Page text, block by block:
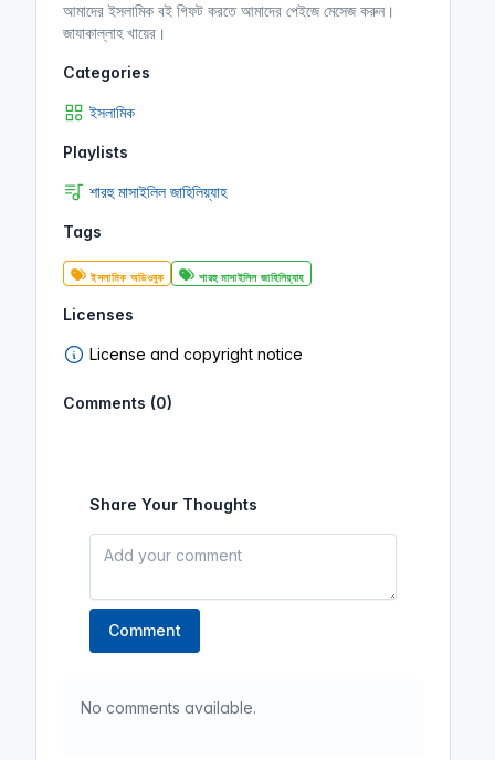
আমাদের ইসলামিক বই গিফট করতে আমাদের পেইজে মেসেজ করুন।
জাযাকাল্লাহ খায়ের।
Categories
ইসলামিক
Playlists
শারহু মাসাইলিল জাহিলিয়্যাহ
Tags
ইসলামিক অডিওবুক শারহু মাসাইলিল জাহিলিয়্যাহ
Licenses
License and copyright notice
Comments (0)
Share Your Thoughts
Comment
No comments available.